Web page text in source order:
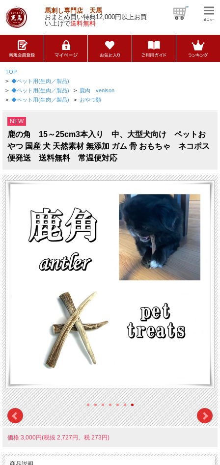
馬刺し専門店 天馬
おまとめ買い特典12,000円以上お買
い上げで送料無料
TOP
> ◆ペット用(生肉／製品)
> ◆ペット用(生肉／製品) > 鹿肉 venison
> ◆ペット用(生肉／製品) > おやつ類
NEW
鹿の角 15～25cm3本入り 中、大型犬向け ペットお
やつ 国産 犬 天然素材 無添加 ガム 骨 おもちゃ ネコポス
便発送 送料無料 常温便対応
価格:3,000円(税抜 2,727円、税 273円)